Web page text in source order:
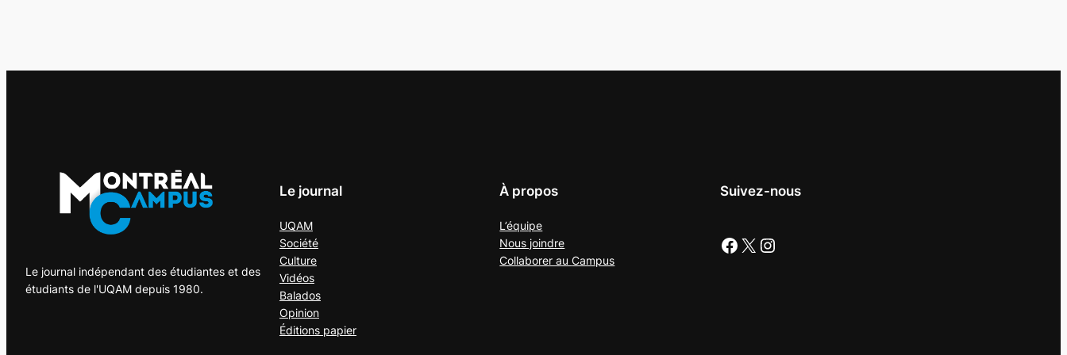
Le journal indépendant des étudiantes et des
étudiants de l'UQAM depuis 1980.
Le journal
UQAM
Société
Culture
Vidéos
Balados
Opinion
Éditions papier
À propos
L’équipe
Nous joindre
Collaborer auCampus
Suivez-nous
Facebook X Instagram